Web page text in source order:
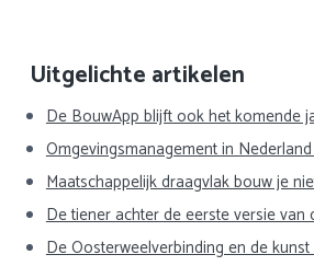
Primaire
Sidebar
Uitgelichte artikelen
De BouwApp blijft ook het komende
Omgevingsmanagement in
Maatschappelijk draagvlak bouw je
De tiener achter de eerste versie van
De Oosterweelverbinding en de